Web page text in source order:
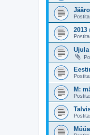
2013
M: